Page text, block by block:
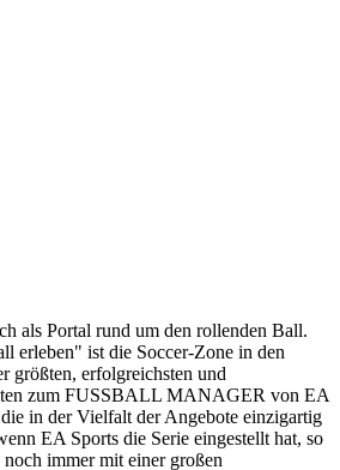
als Portal rund um den rollenden Ball.
erleben" ist die Soccer-Zone in den
größten, erfolgreichsten und
zum FUSSBALL MANAGER von EA
in der Vielfalt der Angebote einzigartig
EA Sports die Serie eingestellt hat, so
immer mit einer großen